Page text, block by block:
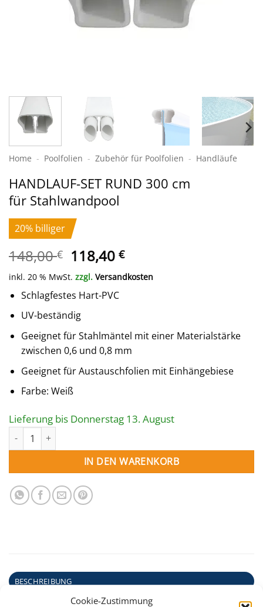
Cookie-Zustimmung
Home - Poolfolien - Zubehör für Poolfolien - Handläufe
HANDLAUF-SET RUND 300 cm
für Stahlwandpool
20% billiger
148,00€ Ursprünglicher
Preis
war:
148,00 €
118,40€Aktueller
Preis
ist:
inkl. 20 % MwSt. zzgl. Versandkosten
Schlagfestes Hart-PVC
UV-beständig
Geeignet für Stahlmäntel mit einer Materialstärke
zwischen 0,6 und 0,8 mm
Geeignet für Austauschfolien mit Einhängebiese
Farbe: Weiß
Lieferung bis Donnerstag 13. August
HANDLAUF-SET RUND 300 cm für Stahlwandpool Menge
IN DEN WARENKORB
BESCHREIBUNG
ZUSÄTZLICHE INFORMATION